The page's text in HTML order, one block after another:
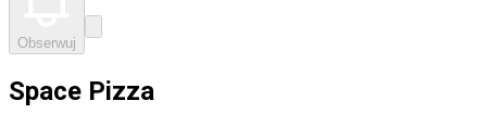
Obserwuj
Space Pizza